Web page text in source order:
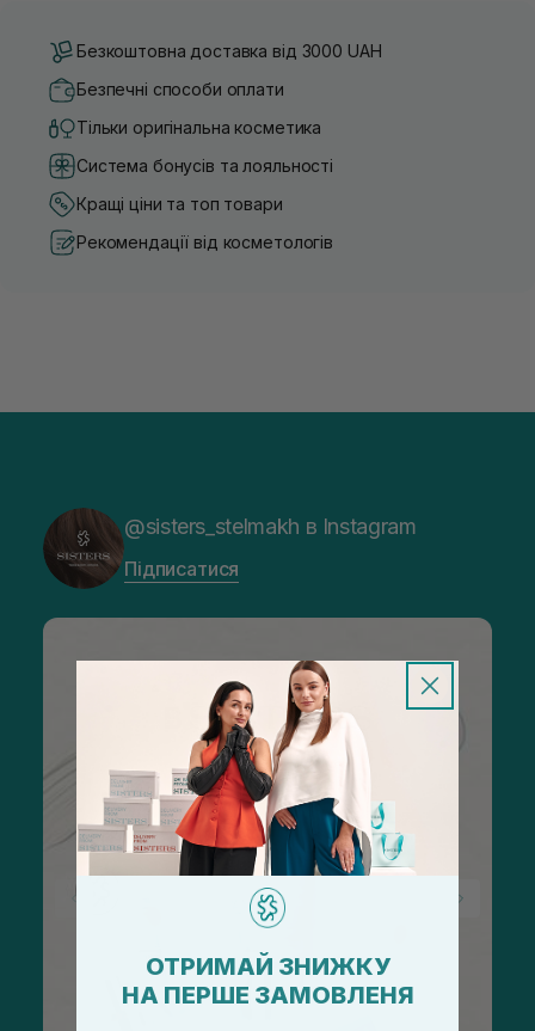
Безкоштовна доставка від 3000 UAH
Безпечні способи оплати
Тільки оригінальна косметика
Система бонусів та лояльності
Кращі ціни та топ товари
Рекомендації від косметологів
@sisters_stelmakh в Instagram
Підписатися
ОТРИМАЙ ЗНИЖКУ
НА ПЕРШЕ ЗАМОВЛЕНЯ